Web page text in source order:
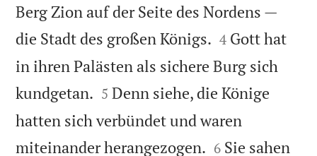
Berg Zion auf der Seite des Nordens —
die Stadt des großen Königs. 

4 Gott hat
in ihren Palästen als sichere Burg sich
kundgetan. 

5 Denn siehe, die Könige
hatten sich verbündet und waren
miteinander herangezogen. 

6 Sie sahen